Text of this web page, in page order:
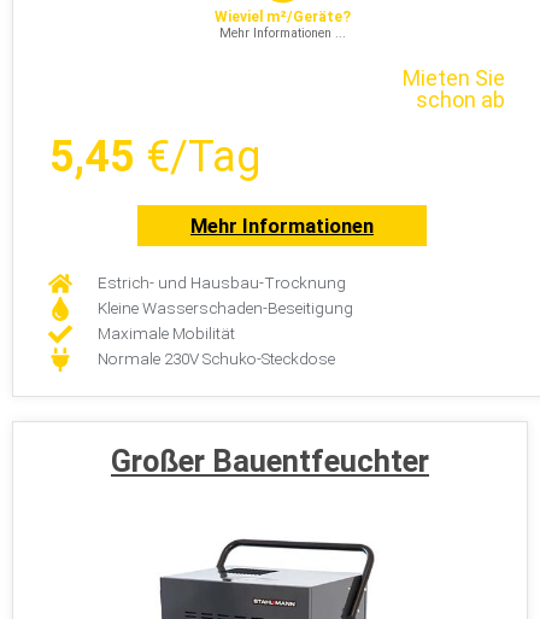
Wieviel m²/Geräte?
Mehr Informationen ...
Mieten Sie
schon ab
5,45 €/Tag
Mehr Informationen
Estrich- und Hausbau-Trocknung
Kleine Wasserschaden-Beseitigung
Maximale Mobilität
Normale 230V Schuko-Steckdose
Großer Bauentfeuchter